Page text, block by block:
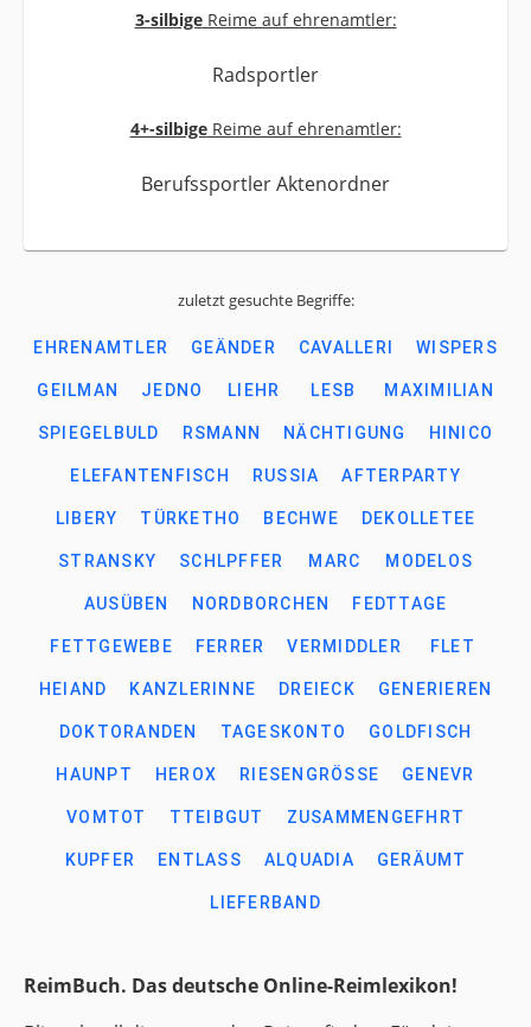
3-silbigeReime auf ehrenamtler:
Radsportler
4+-silbigeReime auf ehrenamtler:
Berufssportler Aktenordner
zuletzt gesuchte Begriffe:
EHRENAMTLER GEÄNDER CAVALLERI WISPERS
GEILMAN JEDNO LIEHR LESB MAXIMILIAN
SPIEGELBULD RSMANN NÄCHTIGUNG HINICO
ELEFANTENFISCH RUSSIA AFTERPARTY
LIBERY TÜRKETHO BECHWE DEKOLLETEE
STRANSKY SCHLPFFER MARC MODELOS
AUSÜBEN NORDBORCHEN FEDTTAGE
FETTGEWEBE FERRER VERMIDDLER FLET
HEIAND KANZLERINNE DREIECK GENERIEREN
DOKTORANDEN TAGESKONTO GOLDFISCH
HAUNPT HEROX RIESENGRÖSSE GENEVR
VOMTOT TTEIBGUT ZUSAMMENGEFHRT
KUPFER ENTLASS ALQUADIA GERÄUMT
LIEFERBAND
ReimBuch. Das deutsche Online-Reimlexikon!